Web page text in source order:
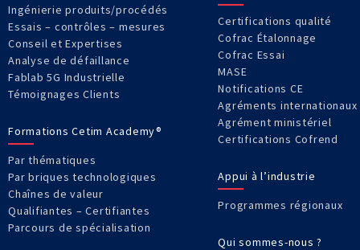
Ingénierie produits/procédés
Essais – contrôles – mesures
Conseil et Expertises
Analyse de défaillance
Fablab 5G Industrielle
Témoignages Clients
Formations Cetim Academy®
Par thématiques
Par briques technologiques
Chaînes de valeur
Qualifiantes – Certifiantes
Parcours de spécialisation
Certifications qualité
Cofrac Étalonnage
Cofrac Essai
MASE
Notifications CE
Agréments internationaux
Agrément ministériel
Certifications Cofrend
Appui à l’industrie
Programmes régionaux
Qui sommes-nous ?